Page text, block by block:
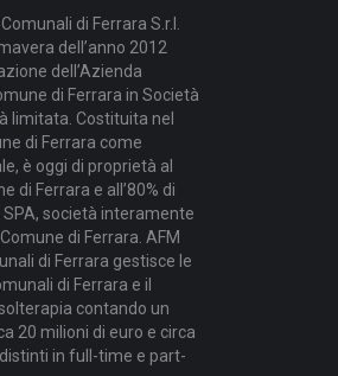
di Ferrara S.r.l.
dell’anno 2012
dell’Azienda
di Ferrara in Società
limitata. Costituita nel
di Ferrara come
è oggi di proprietà al
di Ferrara e all’80% di
SPA, società interamente
di Ferrara. AFM
di Ferrara gestisce le
di Ferrara e il
contando un
20 milioni di euro e circa
in full-time e part-